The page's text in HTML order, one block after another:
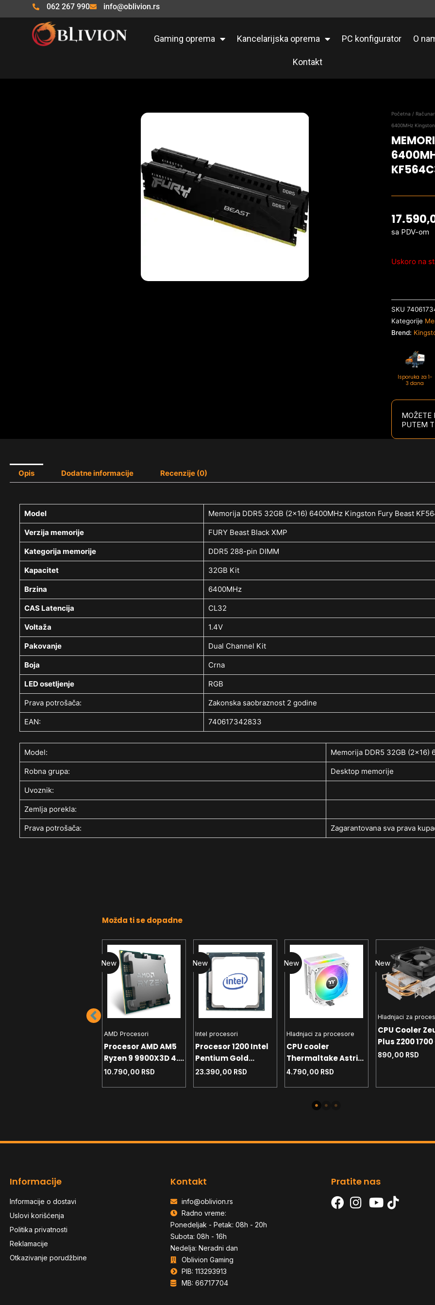
na
062 267 990 info@oblivion.rs
Gaming oprema Kancelarijska oprema PC konfigurator O
Kontakt
Početna /
6400MHz
sa PDV-om
Uskoro na
SKU
Kategorije
Brend:
Isporuka za 1-
3 dana
MOŽETE
PUTEM
Opis Dodatne informacije Recenzije (0)
Model Memorija DDR5 32GB (2×16) 6400MHz Kingston Fury Beast
Verzija memorije FURY Beast Black XMP
Kategorija memorije DDR5 288-pin DIMM
Kapacitet 32GB Kit
Brzina 6400MHz
CAS Latencija CL32
Voltaža 1.4V
Pakovanje Dual Channel Kit
Boja Crna
LED osetljenje RGB
Prava potrošača: Zakonska saobraznost 2 godine
EAN: 740617342833
Model: Memorija DDR5 32GB
Robna grupa: Desktop memorije
Uvoznik:
Zemlja porekla:
Prava potrošača: Zagarantovana sva prava
Možda ti se dopadne
New
AMD Procesori
Procesor AMD AM5
Ryzen 9 9900X3D 4.4
GHz Tray
10.790,00 RSD
New
Intel procesori
Procesor 1200 Intel
Pentium Gold
G6400 4.0 GHz Tray
23.390,00 RSD
New
Hladnjaci za procesore
CPU cooler
Thermaltake Astria
200 White 1700 -
4.790,00 RSD
New
Hladnjaci za
CPU Cooler
Plus Z200 1700
- AM4 - AM5
890,00 RSD
Informacije
Informacije o dostavi
Uslovi korišćenja
Politika privatnosti
Reklamacije
Otkazivanje porudžbine
Kontakt
info@oblivion.rs
Radno vreme:
Ponedeljak - Petak: 08h - 20h
Subota: 08h - 16h
Nedelja: Neradni dan
Oblivion Gaming
PIB: 113293913
MB: 66717704
Pratite nas